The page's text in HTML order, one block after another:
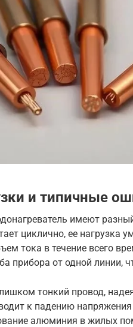
и типичные
имеют
циклично, ее нагрузка
тока в течение всего
прибора от одной линии,
тонкий провод,
к падению напряжения
алюминия в жилых